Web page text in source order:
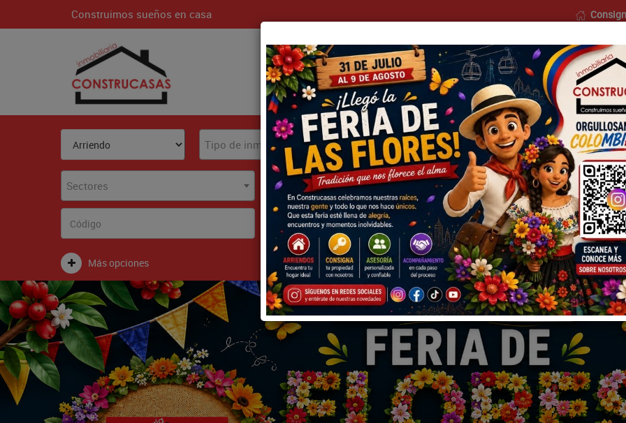
Construimos sueños en casa
Inicio Nosotros Formularios Blog Contáctenos
Tipo de inmueble Municipios Barrios
Sectores
Más opciones